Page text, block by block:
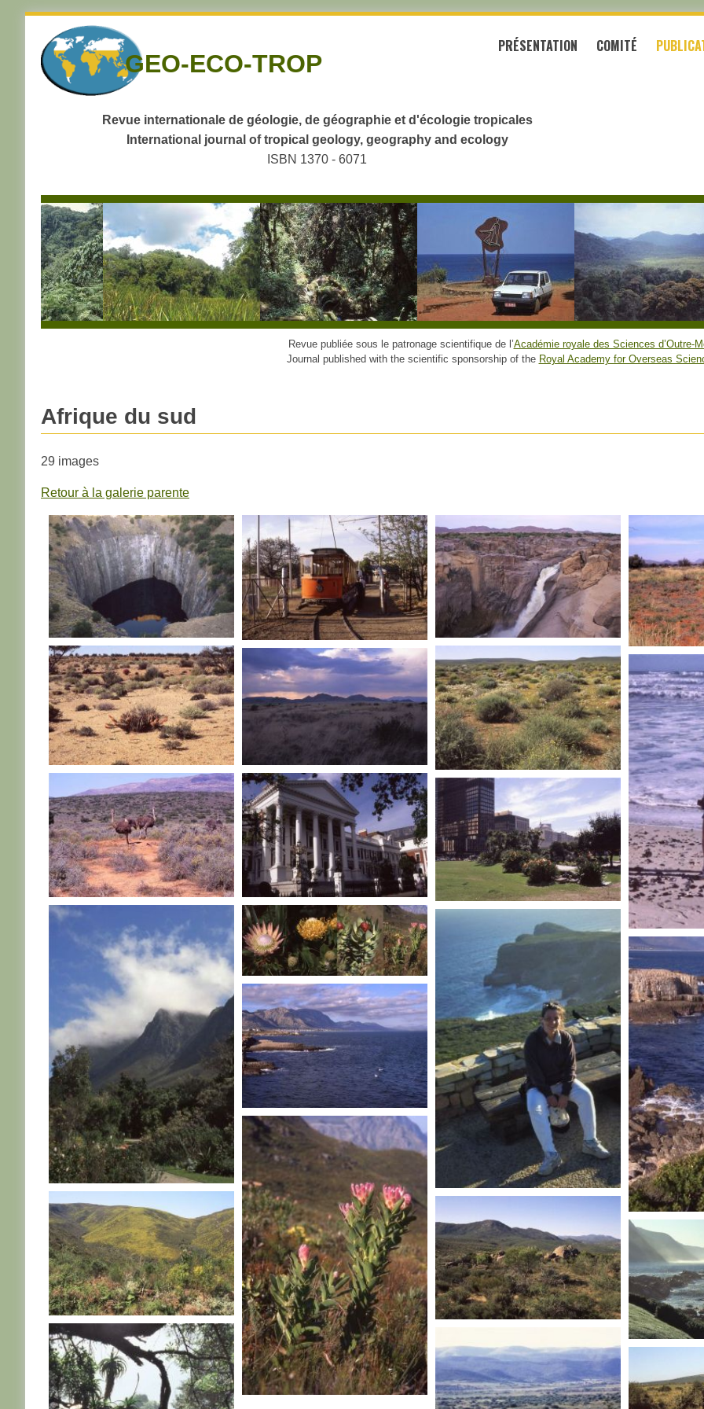
navigation
Skip
GEO-ECO-TROP
PRÉSENTATION COMITÉ
Revue internationale de géologie, de géographie et d'écologie tropicales
International journal of tropical geology, geography and ecology
ISBN 1370 - 6071
Revue publiée sous le patronage scientifique de l’Académie royale des Sciences d’Outre-
Journal published with the scientific sponsorship of the Royal Academy for Overseas
Afrique du sud
29 images
Retour à la galerie parente
AFRIQUE DU SUD AFRIQUE DU SUD
AFRIQUE DU SUD AFRIQUE DU SUD
AFRIQUE DU SUD
AFRIQUE
AFRIQUE DU SUD AFRIQUE DU SUD AFRIQUE DU SUD
AFRIQUE DU SUD
AFRIQUE
AFRIQUE DU SUD
AFRIQUE DU SUD